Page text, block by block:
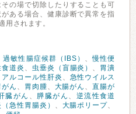
の場で切除したりすることも可
ある場合、健康診断で異常を指
用されます。
過敏性腸症候群（IBS） 、慢性便
道炎 、 虫垂炎（盲腸炎） 、 胃潰
アルコール性肝炎 、 急性ウイルス
がん 、 胃肉腫、 大腸がん 、直腸が
臓がん 、 膵臓がん 、 逆流性食道
急性胃腸炎） 、 大腸ポリープ、